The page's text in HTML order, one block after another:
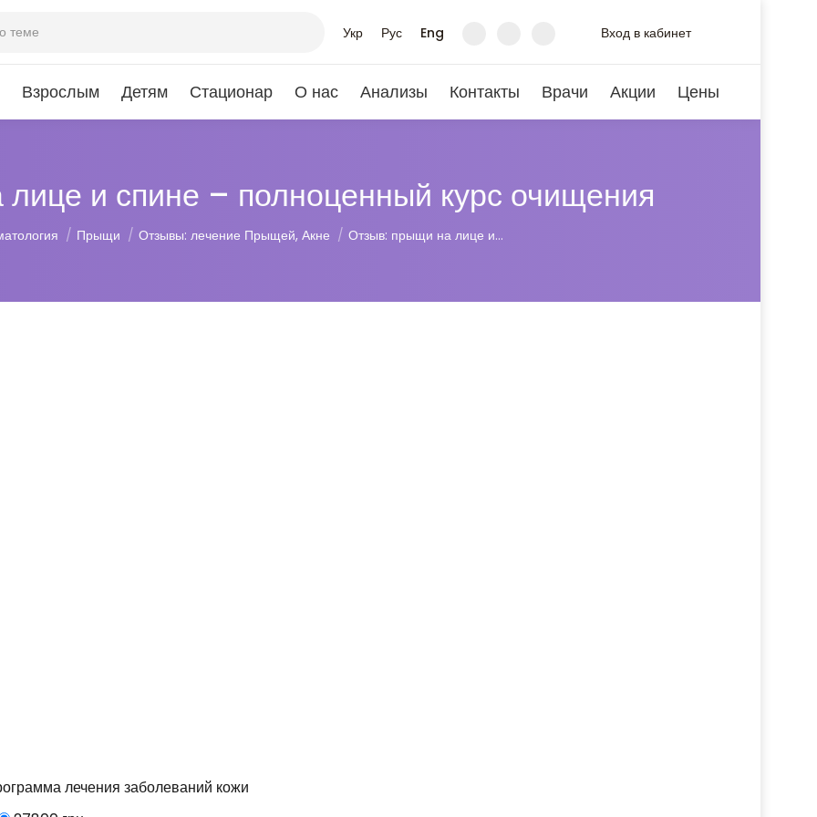
Укр Рус Eng Вход в кабинет
Взрослым Детям Стационар О нас Анализы Контакты Врачи Акции Цены
и спине – полноценный курс очищения
Прыщи Отзывы: лечение Прыщей, Акне Отзыв: прыщи на лице и…
лечения заболеваний кожи